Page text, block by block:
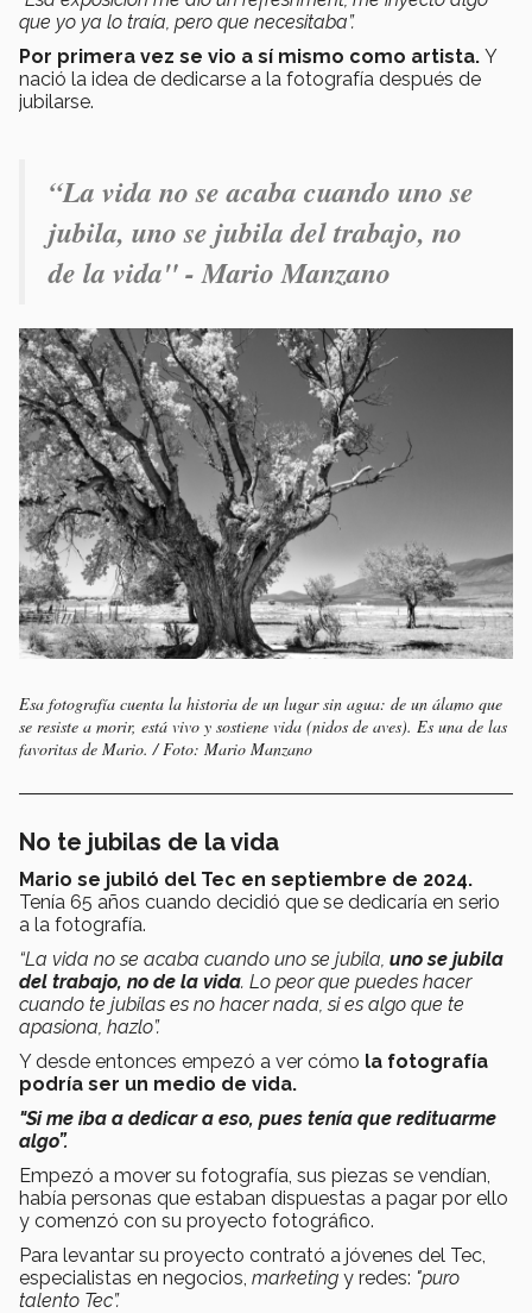
que yo ya lo traía, pero que necesitaba”.
Por primera vez se vio a sí mismo como artista. Y
nació la idea de dedicarse a la fotografía después de
jubilarse.
“La vida no se acaba cuando uno se
jubila, uno se jubila del trabajo, no
de la vida" - Mario Manzano
Esa fotografía cuenta la historia de un lugar sin agua: de un álamo que
se resiste a morir, está vivo y sostiene vida (nidos de aves). Es una de las
favoritas de Mario. / Foto: Mario Manzano
No te jubilas de la vida
Mario se jubiló del Tec en septiembre de 2024.
Tenía 65 años cuando decidió que se dedicaría en serio
a la fotografía.
“La vida no se acaba cuando uno se jubila, uno se jubila
del trabajo, no de la vida. Lo peor que puedes hacer
cuando te jubilas es no hacer nada, si es algo que te
apasiona, hazlo”.
Y desde entonces empezó a ver cómo la fotografía
podría ser un medio de vida.
"Si me iba a dedicar a eso, pues tenía que redituarme
algo”.
Empezó a mover su fotografía, sus piezas se vendían,
había personas que estaban dispuestas a pagar por ello
y comenzó con su proyecto fotográfico.
Para levantar su proyecto contrató a jóvenes del Tec,
especialistas en negocios, marketing y redes: "puro
talento Tec”.